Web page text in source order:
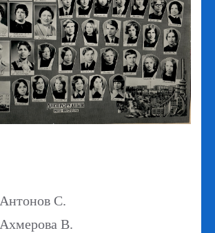
Антонов С.
Ахмерова В.